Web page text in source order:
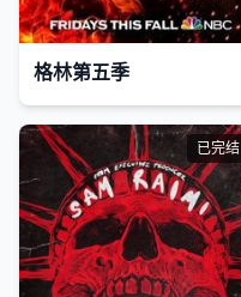
格林第五季
已完结